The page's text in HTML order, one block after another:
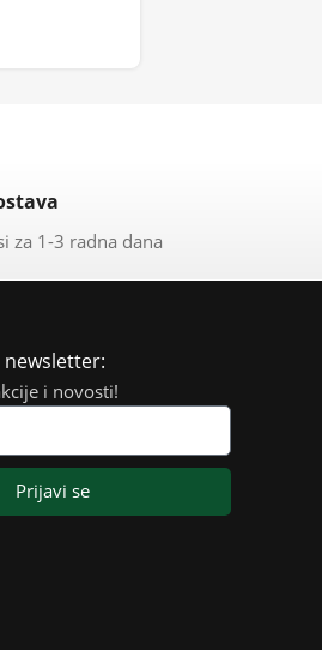
za 1-3 radna dana
newsletter:
i novosti!
Prijavi se